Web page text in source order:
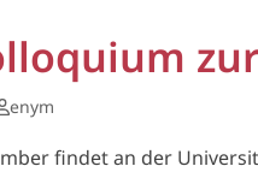
enym
findet an der